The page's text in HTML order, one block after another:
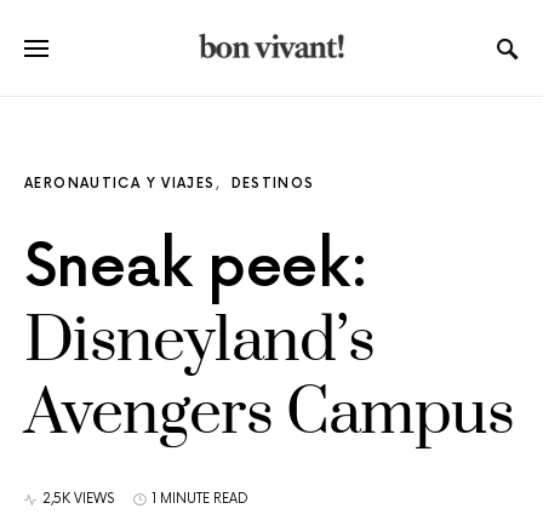
AERONAUTICA Y VIAJES DESTINOS
Sneak peek:
Disneyland’s
Avengers Campus
2,5K VIEWS 1 MINUTE READ